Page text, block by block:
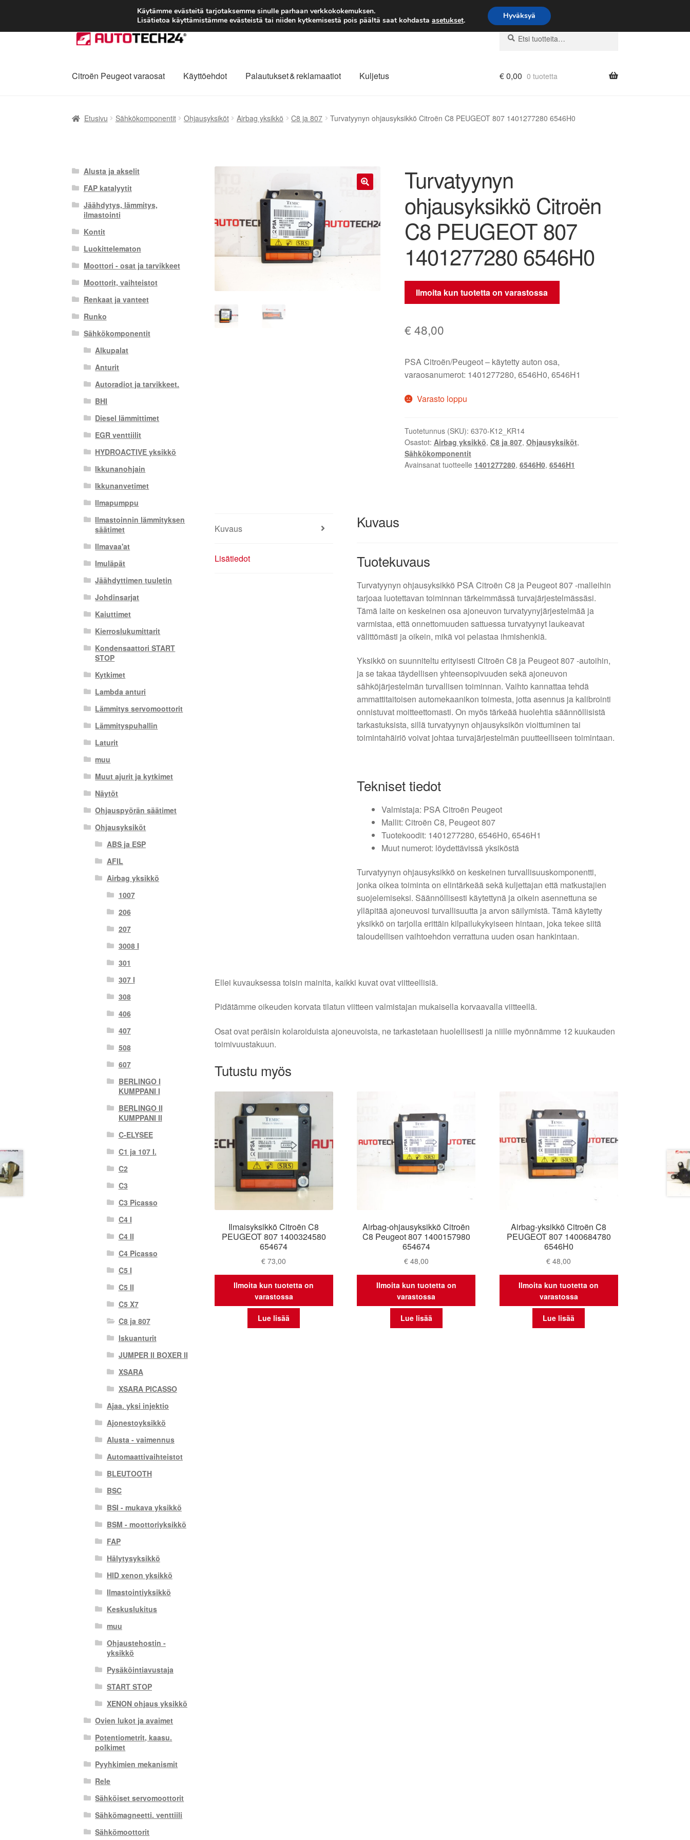
TOIMITUS alkaen 7 EUR
Siirry
navigointiin
Siirry
sisältöön
Etsi:
Haku
Citroën Peugeot varaosat Käyttöehdot Palautukset & reklamaatiot Kuljetus €0,00 0 tuotetta
Etusivu Sähkökomponentit Ohjausyksiköt Airbag yksikkö C8 ja 807 Turvatyynyn ohjausyksikkö Citroën C8 PEUGEOT 807 1401277280 6546H0
Turvatyynyn
ohjausyksikkö Citroën
C8 PEUGEOT 807
1401277280 6546H0
Ilmoita kun tuotetta on varastossa
€ 48,00
PSA Citroën/Peugeot – käytetty auton osa,
varaosanumerot: 1401277280, 6546H0, 6546H1
Varasto loppu
Tuotetunnus (SKU): 6370-K12_KR14
Osastot: Airbag yksikkö, C8 ja 807, Ohjausyksiköt,
Sähkökomponentit
Avainsanat tuotteelle 1401277280, 6546H0, 6546H1
Kuvaus
Lisätiedot
Kuvaus
Tuotekuvaus
Turvatyynyn ohjausyksikkö PSA Citroën C8 ja Peugeot 807 -malleihin
tarjoaa luotettavan toiminnan tärkeimmässä turvajärjestelmässäsi.
Tämä laite on keskeinen osa ajoneuvon turvatyynyjärjestelmää ja
varmistaa, että onnettomuuden sattuessa turvatyynyt laukeavat
välittömästi ja oikein, mikä voi pelastaa ihmishenkiä.
Yksikkö on suunniteltu erityisesti Citroën C8 ja Peugeot 807 -autoihin,
ja se takaa täydellisen yhteensopivuuden sekä ajoneuvon
sähköjärjestelmän turvallisen toiminnan. Vaihto kannattaa tehdä
ammattitaitoisen automekaanikon toimesta, jotta asennus ja kalibrointi
onnistuvat moitteettomasti. On myös tärkeää huolehtia säännöllisistä
tarkastuksista, sillä turvatyynyn ohjausyksikön vioittuminen tai
toimintahäiriö voivat johtaa turvajärjestelmän puutteelliseen toimintaan.
Tekniset tiedot
Valmistaja: PSA Citroën Peugeot
Mallit: Citroën C8, Peugeot 807
Tuotekoodit: 1401277280, 6546H0, 6546H1
Muut numerot: löydettävissä yksiköstä
Turvatyynyn ohjausyksikkö on keskeinen turvallisuuskomponentti,
jonka oikea toiminta on elintärkeää sekä kuljettajan että matkustajien
suojelemiseksi. Säännöllisesti käytettynä ja oikein asennettuna se
ylläpitää ajoneuvosi turvallisuutta ja arvon säilymistä. Tämä käytetty
yksikkö on tarjolla erittäin kilpailukykyiseen hintaan, joka tekee siitä
taloudellisen vaihtoehdon verrattuna uuden osan hankintaan.
Ellei kuvauksessa toisin mainita, kaikki kuvat ovat viitteellisiä.
Pidätämme oikeuden korvata tilatun viitteen valmistajan mukaisella korvaavalla viitteellä.
Osat ovat peräisin kolaroiduista ajoneuvoista, ne tarkastetaan huolellisesti ja niille myönnämme 12 kuukauden
toimivuustakuun.
Tutustu myös
Ilmaisyksikkö Citroën C8
PEUGEOT 807 1400324580
654674
€ 73,00
Ilmoita kun tuotetta on
varastossa
Lue lisää
Airbag-ohjausyksikkö Citroën
C8 Peugeot 807 1400157980
654674
€48,00
Ilmoita kun tuotetta on
varastossa
Lue lisää
Airbag-yksikkö Citroën C8
PEUGEOT 807 1400684780
6546H0
€ 48,00
Ilmoita kun tuotetta on
varastossa
Lue lisää
Alusta ja akselit
FAP katalyytit
Jäähdytys, lämmitys,
ilmastointi
Kontit
Luokittelematon
Moottori - osat ja tarvikkeet
Moottorit, vaihteistot
Renkaat ja vanteet
Runko
Sähkökomponentit
Alkupalat
Anturit
Autoradiot ja tarvikkeet.
BHI
Diesel lämmittimet
EGR venttiilit
HYDROACTIVE yksikkö
Ikkunanohjain
Ikkunanvetimet
Ilmapumppu
Ilmastoinnin lämmityksen
säätimet
Ilmavaa'at
Imuläpät
Jäähdyttimen tuuletin
Johdinsarjat
Kaiuttimet
Kierroslukumittarit
Kondensaattori START
STOP
Kytkimet
Lambda anturi
Lämmitys servomoottorit
Lämmityspuhallin
Laturit
muu
Muut ajurit ja kytkimet
Näytöt
Ohjauspyörän säätimet
Ohjausyksiköt
ABS ja ESP
AFIL
Airbag yksikkö
1007
206
207
3008 I
301
307 I
308
406
407
508
607
BERLINGO I
KUMPPANI I
BERLINGO II
KUMPPANI II
C-ELYSEE
C1 ja 107 I.
C2
C3
C3 Picasso
C4 I
C4 II
C4 Picasso
C5 I
C5 II
C5 X7
C8 ja 807
Iskuanturit
JUMPER II BOXER II
XSARA
XSARA PICASSO
Ajaa. yksi injektio
Ajonestoyksikkö
Alusta - vaimennus
Automaattivaihteistot
BLEUTOOTH
BSC
BSI - mukava yksikkö
BSM - moottoriyksikkö
FAP
Hälytysyksikkö
HID xenon yksikkö
Ilmastointiyksikkö
Keskuslukitus
muu
Ohjaustehostin -
yksikkö
Pysäköintiavustaja
START STOP
XENON ohjaus yksikkö
Ovien lukot ja avaimet
Potentiometrit, kaasu.
polkimet
Pyyhkimien mekanismit
Rele
Sähköiset servomoottorit
Sähkömagneetti. venttiili
Sähkömoottorit
Käytämme evästeitä tarjotaksemme sinulle parhaan verkkokokemuksen.
Lisätietoa käyttämistämme evästeistä tai niiden kytkemisestä pois päältä saat kohdasta asetukset. Hyväksyä